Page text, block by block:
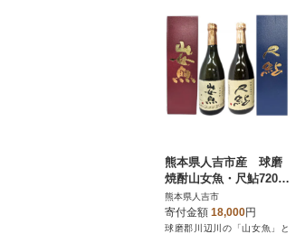
熊本県人吉市産 球磨
焼酎山女魚・尺鮎720m
l2本 アルコール分25%
熊本県人吉市
寄付金額 18,000円
球磨郡川辺川の「山女魚」と